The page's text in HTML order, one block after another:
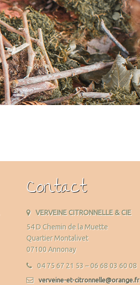
Contact
VERVEINE CITRONNELLE & CIE
54 D Chemin de la Muette
Quartier Montalivet
07100 Annonay
04 75 67 21 53 – 06 68 03 60 08
verveine-et-citronnelle@orange.fr